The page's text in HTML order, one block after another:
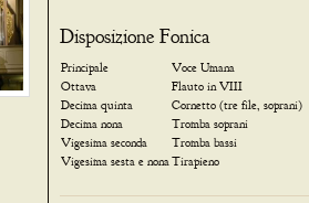
Disposizione Fonica
Principale
Voce Umana
Ottava
Flauto in VIII
Decima quinta
Cornetto (tre file, soprani)
Decima nona
Tromba soprani
Vigesima seconda
Tromba bassi
Vigesima sesta e nona Tirapieno